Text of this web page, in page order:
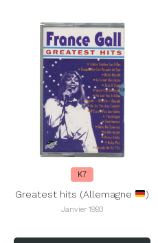
K7
Greatest hits (Allemagne )
Janvier 1993